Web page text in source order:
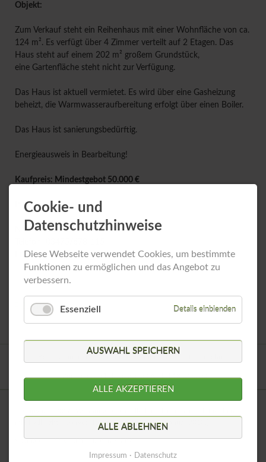
Objekt:
Zum Verkauf steht ein Reihenhaus mit einer Wohnfläche von ca.
124 m². Es verfügt über 4 Zimmer verteilt auf 2 Etagen. Das
Haus steht auf einem 202 m² großem Grundstück,
eine Gartenfläche steht nicht zur Verfügung.
Das Haus ist aktuell vermietet. Es wird über eine Gasheizung
beheizt, die Warmwasseraufbereitung erfolgt über einen Boiler.
Das Haus ist sanierungsbedürftig.
Energieausweis in Bearbeitung!
Kaufpreis: Mindestgebot 50.000 €
Ihre Ansprechpartnerin:
Nicole Porth
Email: n.porth@woobau-eisleben.de
Zurück
überspringen
mbH. All rights reserved. [Besucher: 933.728 (1. Januar 2010)]
Navigation
Sitemap Impressum Datenschutz
Cookie- und
Datenschutzhinweise
Diese Webseite verwendet Cookies, um bestimmte
Funktionen zu ermöglichen und das Angebot zu
verbessern.
Essenziell Details einblenden
AUSWAHL SPEICHERN
ALLE AKZEPTIEREN
ALLE ABLEHNEN
Impressum Datenschutz